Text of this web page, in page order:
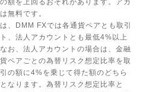
額を上回るおそれがあります。アカ
無料です。
、DMM FXでは各通貨ペアとも取引
、法人アカウントとも最低4%以上
お、法人アカウントの場合は、金融
ペアごとの為替リスク想定比率を取
の額に4%を乗じて得た額のどちら
なります。為替リスク想定比率と